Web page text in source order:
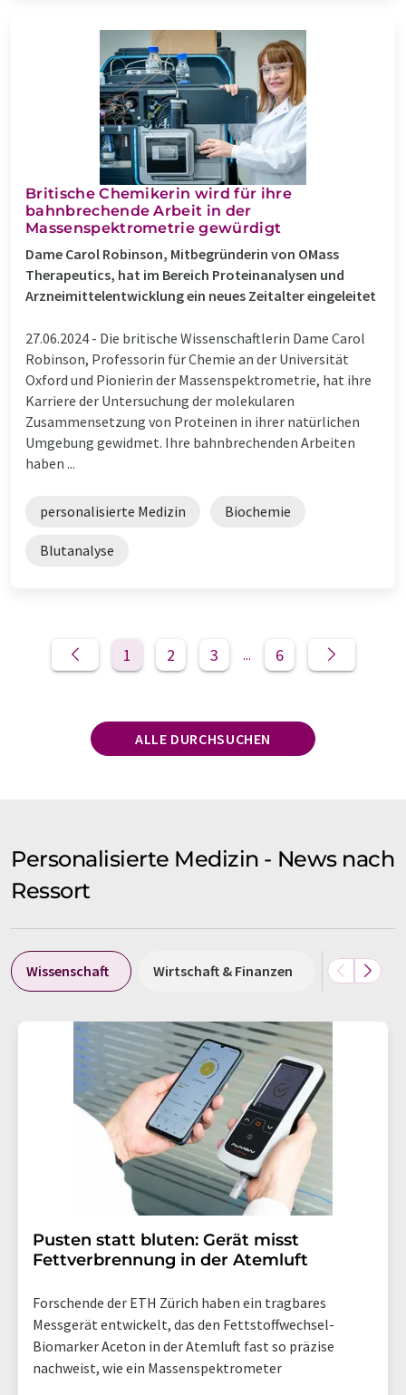
Britische Chemikerin wird für ihre
bahnbrechende Arbeit in der
Massenspektrometrie gewürdigt
Dame Carol Robinson, Mitbegründerin von OMass
Therapeutics, hat im Bereich Proteinanalysen und
Arzneimittelentwicklung ein neues Zeitalter eingeleitet
27.06.2024 - Die britische Wissenschaftlerin Dame Carol
Robinson, Professorin für Chemie an der Universität
Oxford und Pionierin der Massenspektrometrie, hat ihre
Karriere der Untersuchung der molekularen
Zusammensetzung von Proteinen in ihrer natürlichen
Umgebung gewidmet. Ihre bahnbrechenden Arbeiten
haben ...
personalisierte Medizin Biochemie
Blutanalyse
1 2 3 ... 6
ALLE DURCHSUCHEN
Personalisierte Medizin - News nach
Ressort
Wissenschaft Wirtschaft & Finanzen
Pusten statt bluten: Gerät misst
Fettverbrennung in der Atemluft
Forschende der ETH Zürich haben ein tragbares
Messgerät entwickelt, das den Fettstoffwechsel-
Biomarker Aceton in der Atemluft fast so präzise
nachweist, wie ein Massenspektrometer